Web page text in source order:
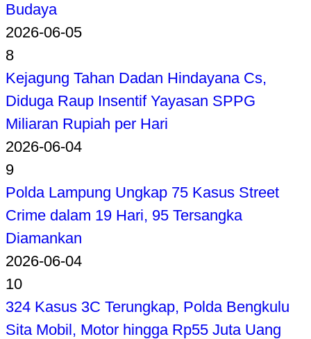
Budaya
2026-06-05
8
Kejagung Tahan Dadan Hindayana Cs,
Diduga Raup Insentif Yayasan SPPG
Miliaran Rupiah per Hari
2026-06-04
9
Polda Lampung Ungkap 75 Kasus Street
Crime dalam 19 Hari, 95 Tersangka
Diamankan
2026-06-04
10
324 Kasus 3C Terungkap, Polda Bengkulu
Sita Mobil, Motor hingga Rp55 Juta Uang